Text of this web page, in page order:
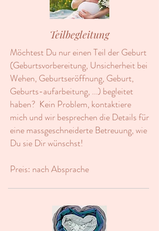
Teilbegleitung
Möchtest Du nur einen Teil der Geburt
(Geburtsvorbereitung, Unsicherheit bei
Wehen, Geburtseröffnung, Geburt,
Geburts-aufarbeitung, ...) begleitet
haben? Kein Problem, kontaktiere
mich und wir besprechen die Details für
eine massgeschneiderte Betreuung, wie
Du sie Dir wünschst!
Preis: nach Absprache